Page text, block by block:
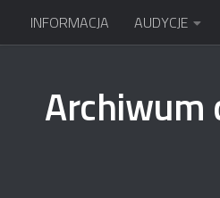
Przejdź do treści
INFORMACJA AUDYCJE
Archiwum